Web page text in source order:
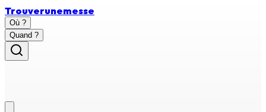
Trouverunemesse
Où ?
Quand ?